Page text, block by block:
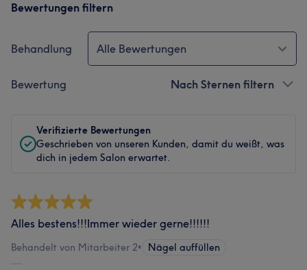
Bewertungen filtern
Behandlung Alle Bewertungen
Bewertung Nach Sternen filtern
Verifizierte Bewertungen
Geschrieben von unseren Kunden, damit du weißt, was
dich in jedem Salon erwartet.
Alles bestens!!!Immer wieder gerne!!!!!!
Behandelt von Mitarbeiter 2• Nägel auffüllen